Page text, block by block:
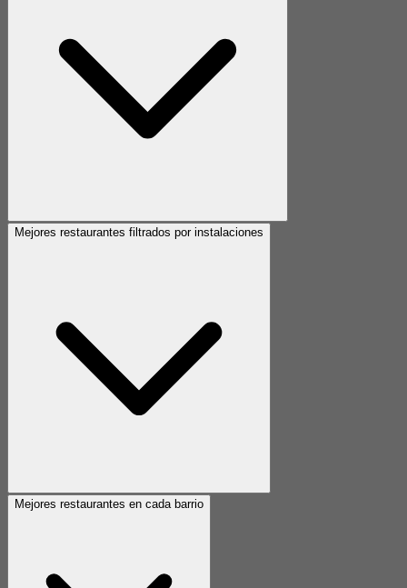
Mejores restaurantes filtrados por instalaciones
Mejores restaurantes en cada barrio